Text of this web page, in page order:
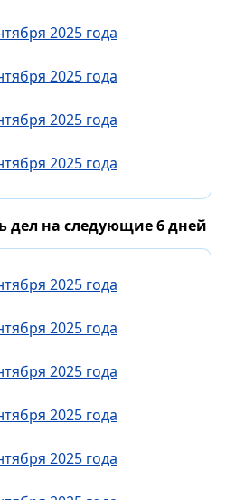
2025 года
2025 года
2025 года
2025 года
дел на следующие 6 дней
2025 года
2025 года
2025 года
2025 года
2025 года